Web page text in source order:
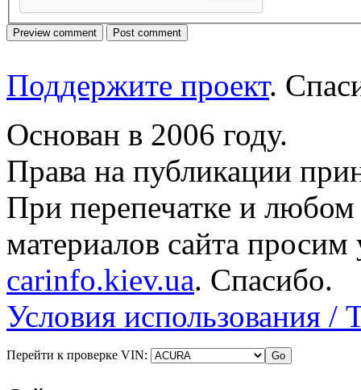
Поддержите проект.
Основан в 2006 году.
Права на публикации
При перепечатке и
материалов сайта просим
carinfo.kiev.ua. Спасибо.
Условия использования /
Перейти к проверке VIN: